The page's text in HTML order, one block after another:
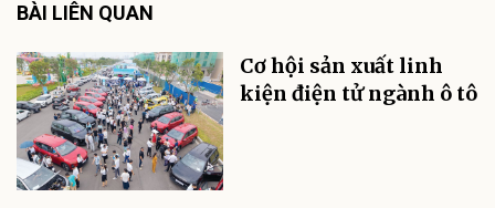
BÀI LIÊN QUAN
Cơ hội sản xuất linh
kiện điện tử ngành ô tô